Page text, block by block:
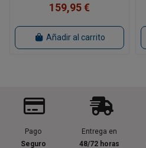
159,95 €
Añadir al carrito
Pago
Seguro
Entrega en
48/72 horas